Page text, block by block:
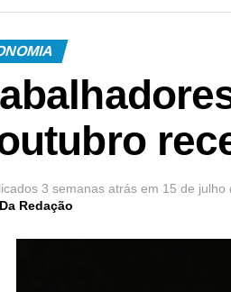
3 semanas atrás em 15 de julho
Da Redação